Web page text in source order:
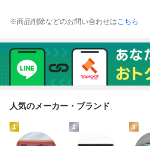
※商品削除などのお問い合わせはこちら
人気のメーカー・ブランド
1 2 3